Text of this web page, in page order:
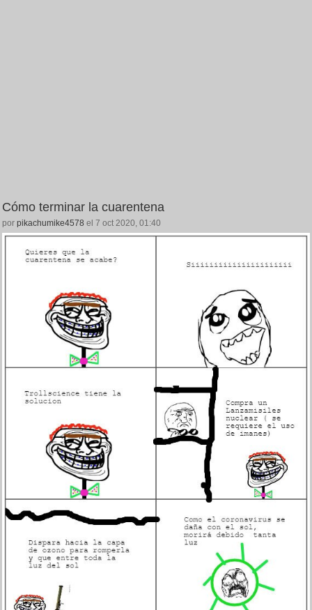
Cómo terminar la cuarentena
por pikachumike4578 el 7 oct 2020, 01:40